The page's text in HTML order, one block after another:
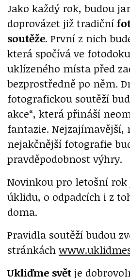
Jako každý rok, budou
doprovázet již tradiční
soutěže. První z nich
která spočívá ve
uklízeného místa před
bezprostředně po něm.
fotografickou soutěží
akce“, která přináší
fantazie. Nejzajímavější,
nejakčnější fotografie
pravděpodobnost výhry.
Novinkou pro letošní rok
úklidu, o odpadcích i z
doma.
Pravidla soutěží budou
stránkách
Ukliďme svět je